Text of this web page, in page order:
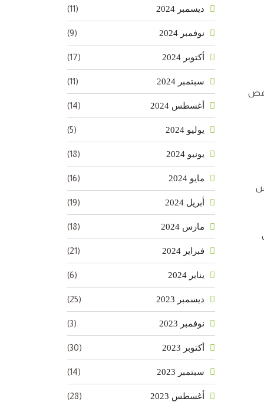
نقص
ديسمبر 2024 (11)
نوفمبر 2024 (9)
أكتوبر 2024 (17)
سبتمبر 2024 (11)
أغسطس 2024 (14)
يوليو 2024 (5)
يونيو 2024 (18)
مايو 2024 (16)
أبريل 2024 (19)
مارس 2024 (18)
فبراير 2024 (21)
يناير 2024 (6)
ديسمبر 2023 (25)
نوفمبر 2023 (3)
أكتوبر 2023 (30)
سبتمبر 2023 (14)
أغسطس 2023 (28)